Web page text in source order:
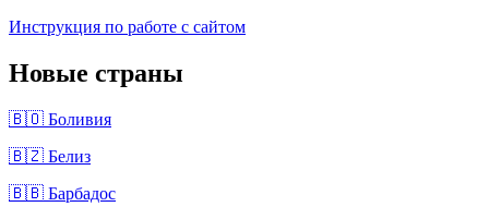
Инструкция по работе с сайтом
Новые страны
🇧🇴 Боливия
🇧🇿 Белиз
🇧🇧 Барбадос